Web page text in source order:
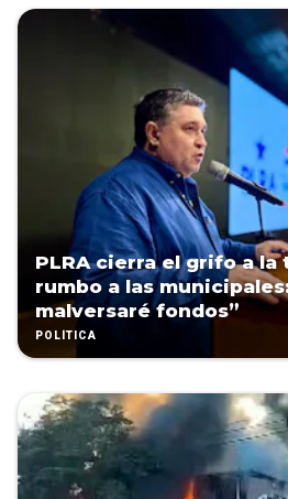
PLRA cierra el grifo a
rumbo a las
malversaré fondos”
POLÍTICA